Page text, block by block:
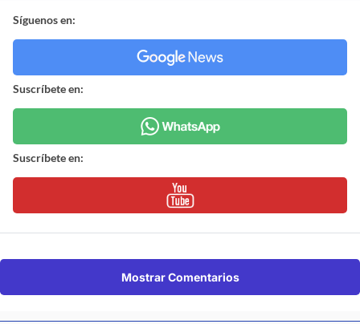
Síguenos en:
Suscríbete en:
Suscríbete en:
Mostrar Comentarios